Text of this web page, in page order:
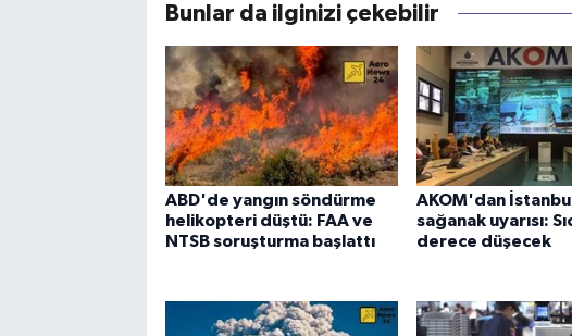
Bunlar da ilginizi çekebilir
ABD'de yangın söndürme
helikopteri düştü: FAA ve
NTSB soruşturma başlattı
AKOM'dan
sağanak uyarısı:
derece düşecek